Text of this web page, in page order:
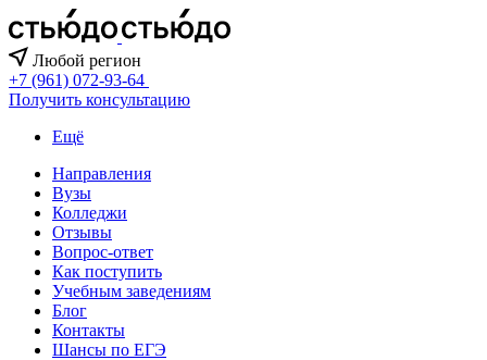
Любой регион
+7 (961) 072-93-64
Получить консультацию
Ещё
Направления
Вузы
Колледжи
Отзывы
Вопрос-ответ
Как поступить
Учебным заведениям
Блог
Контакты
Шансы по ЕГЭ